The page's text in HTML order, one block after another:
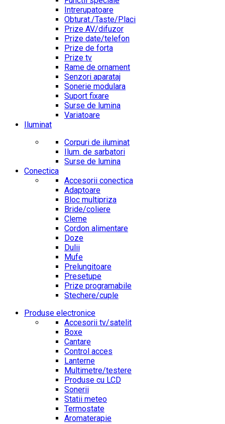
Intrerupatoare
Obturat./Taste/Placi
Prize AV/difuzor
Prize date/telefon
Prize de forta
Prize tv
Rame de ornament
Senzori aparataj
Sonerie modulara
Suport fixare
Surse de lumina
Variatoare
Iluminat
Corpuri de iluminat
Ilum. de sarbatori
Surse de lumina
Conectica
Accesorii conectica
Adaptoare
Bloc multipriza
Bride/coliere
Cleme
Cordon alimentare
Doze
Dulii
Mufe
Prelungitoare
Presetupe
Prize programabile
Stechere/cuple
Produse electronice
Accesorii tv/satelit
Boxe
Cantare
Control acces
Lanterne
Multimetre/testere
Produse cu LCD
Sonerii
Statii meteo
Termostate
Aromaterapie